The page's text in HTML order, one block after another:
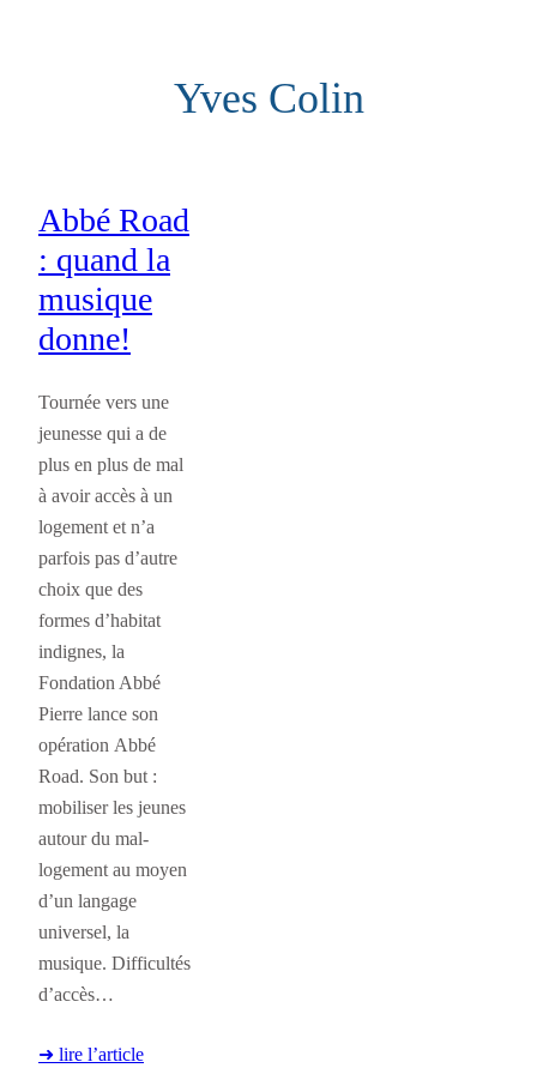
Yves Colin
Abbé Road
: quand la
musique
donne!
Tournée vers une
jeunesse qui a de
plus en plus de mal
à avoir accès à un
logement et n’a
parfois pas d’autre
choix que des
formes d’habitat
indignes, la
Fondation Abbé
Pierre lance son
opération Abbé
Road. Son but :
mobiliser les jeunes
autour du mal-
logement au moyen
d’un langage
universel, la
musique. Difficultés
d’accès…
➜ lire l’article